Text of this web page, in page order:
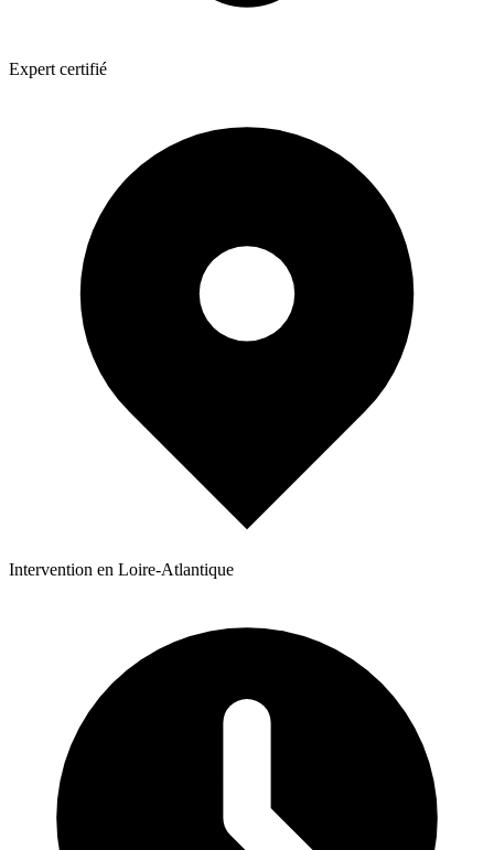
Expert certifié
Intervention en Loire-Atlantique